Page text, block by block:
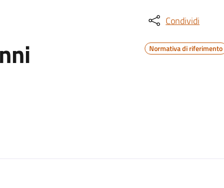
Condividi
Normativa di riferimento